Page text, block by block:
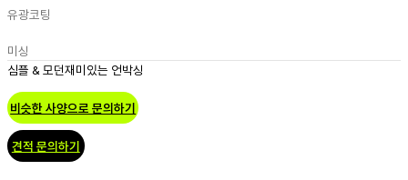
유광코팅
미싱
심플 & 모던재미있는 언박싱
비슷한 사양으로 문의하기
견적 문의하기